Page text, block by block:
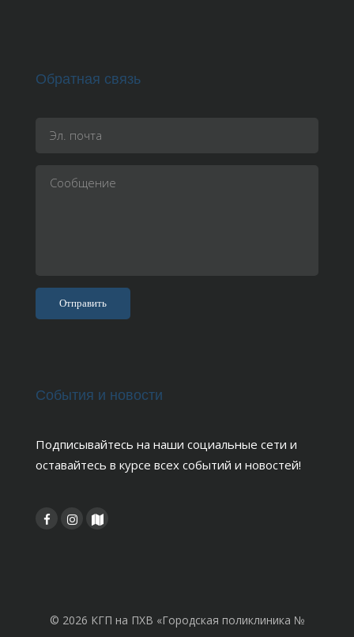
Обратная связь
События и новости
Подписывайтесь на наши социальные сети и
оставайтесь в курсе всех событий и новостей!
© 2026 КГП на ПХВ «Городская поликлиника №